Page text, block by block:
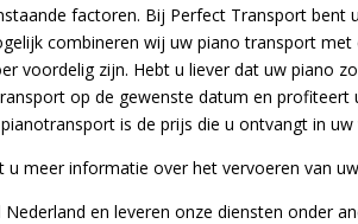
factoren. Bij Perfect Transport bent
combineren wij uw piano transport
voordelig zijn. Hebt u liever dat uw piano
op de gewenste datum en
is de prijs die u ontvangt in
u meer informatie over het vervoeren van
en leveren onze diensten onder